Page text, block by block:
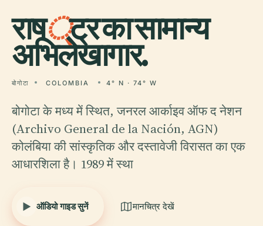
राष्ट्र का सामान्य
अभिलेखागार.
बोगोटा COLOMBIA 4° N · 74° W
बोगोटा के मध्य में स्थित, जनरल आर्काइव ऑफ द नेशन
(Archivo General de la Nación, AGN)
कोलंबिया की सांस्कृतिक और दस्तावेजी विरासत का एक
आधारशिला है। 1989 में स्था
ऑडियो गाइड सुनें मानचित्र देखें